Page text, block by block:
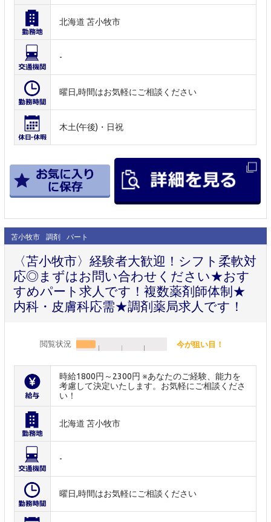
北海道 苫小牧市
-
曜日,時間はお気軽にご相談ください
木土(午後)・日祝
苫小牧市 調剤 パート
〈苫小牧市〉経験者大歓迎！シフト柔軟対
応◎まずはお問い合わせください★おす
すめパート求人です！複数薬剤師体制★
内科・皮膚科応需★調剤薬局求人です！
閲覧状況 今が狙い目！
時給1800円～2300円 ※あなたのご経験、能力を
考慮して決定いたします。お気軽にご相談くださ
い！
北海道 苫小牧市
-
曜日,時間はお気軽にご相談ください